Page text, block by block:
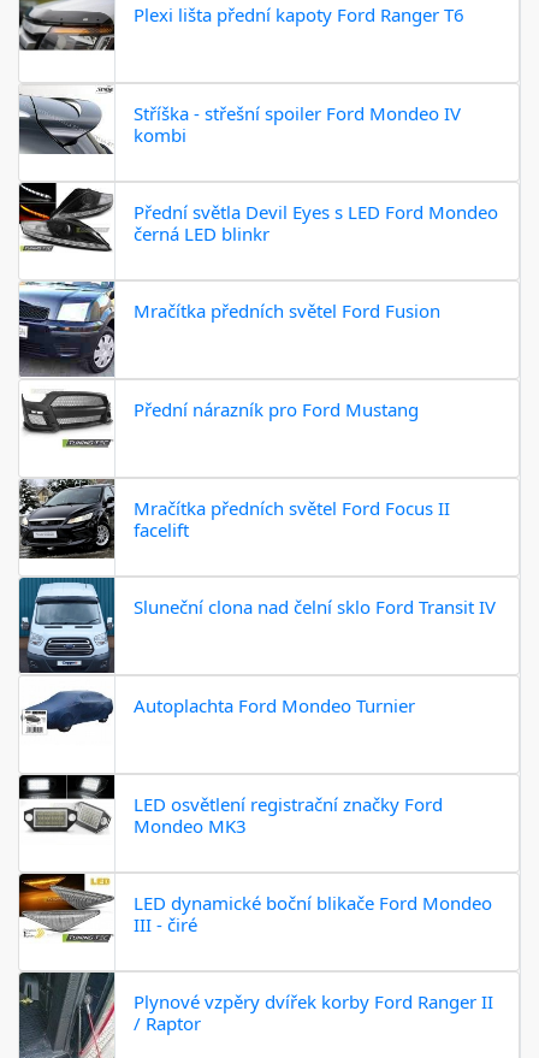
Plexi lišta přední kapoty Ford Ranger T6
Stříška - střešní spoiler Ford Mondeo IV
kombi
Přední světla Devil Eyes s LED Ford Mondeo
černá LED blinkr
Mračítka předních světel Ford Fusion
Přední nárazník pro Ford Mustang
Mračítka předních světel Ford Focus II
facelift
Sluneční clona nad čelní sklo Ford Transit IV
Autoplachta Ford Mondeo Turnier
LED osvětlení registrační značky Ford
Mondeo MK3
LED dynamické boční blikače Ford Mondeo
III - čiré
Plynové vzpěry dvířek korby Ford Ranger II
/ Raptor